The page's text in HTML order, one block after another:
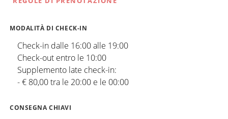
MODALITÀ DI CHECK-IN
Check-in dalle 16:00 alle 19:00
Check-out entro le 10:00
Supplemento late check-in:
- € 80,00 tra le 20:00 e le 00:00
CONSEGNA CHIAVI